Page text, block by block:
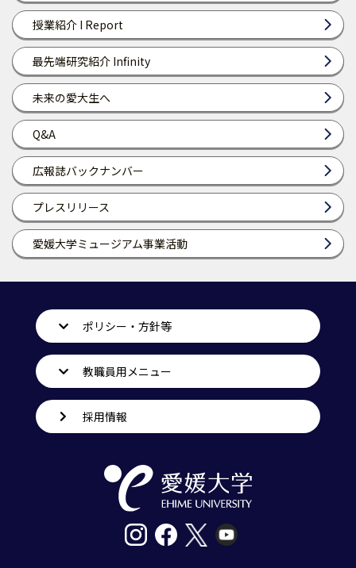
授業紹介 I Report
最先端研究紹介 Infinity
未来の愛大生へ
Q&A
広報誌バックナンバー
プレスリリース
愛媛大学ミュージアム事業活動
ポリシー・方針等
教職員用メニュー
採用情報